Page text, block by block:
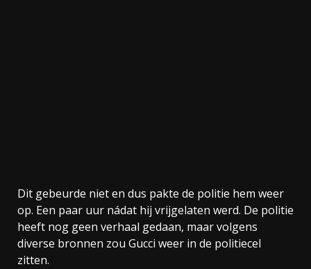
Dit gebeurde niet en dus pakte de politie hem weer
op. Een paar uur nádat hij vrijgelaten werd. De politie
heeft nog geen verhaal gedaan, maar volgens
diverse bronnen zou Gucci weer in de politiecel
zitten.